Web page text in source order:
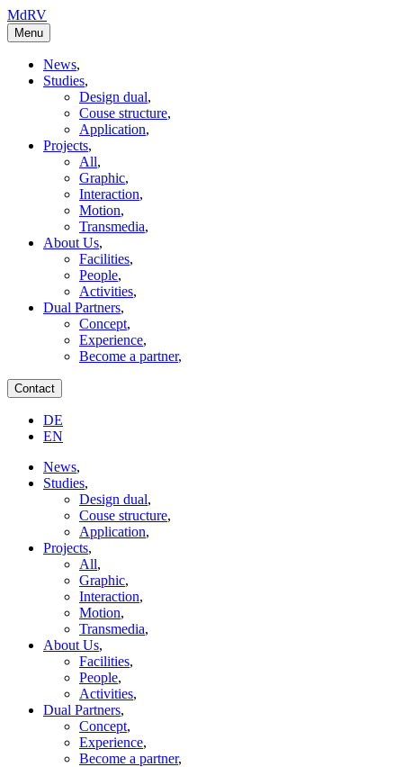
MdRV
Menu
News,
Studies,
Design dual,
Couse structure,
Application,
Projects,
All,
Graphic,
Interaction,
Motion,
Transmedia,
About Us,
Facilities,
People,
Activities,
Dual Partners,
Concept,
Experience,
Become a partner,
Contact
DE
EN
News,
Studies,
Design dual,
Couse structure,
Application,
Projects,
All,
Graphic,
Interaction,
Motion,
Transmedia,
About Us,
Facilities,
People,
Activities,
Dual Partners,
Concept,
Experience,
Become a partner,